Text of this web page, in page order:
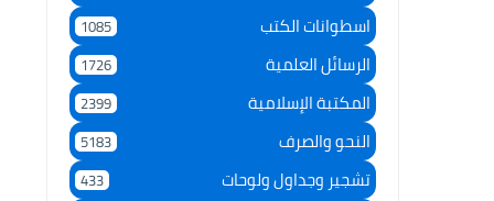
اسطوانات الكتب 1085
الرسائل العلمية 1726
المكتبة الإسلامية 2399
النحو والصرف 5183
تشجير وجداول ولوحات 433